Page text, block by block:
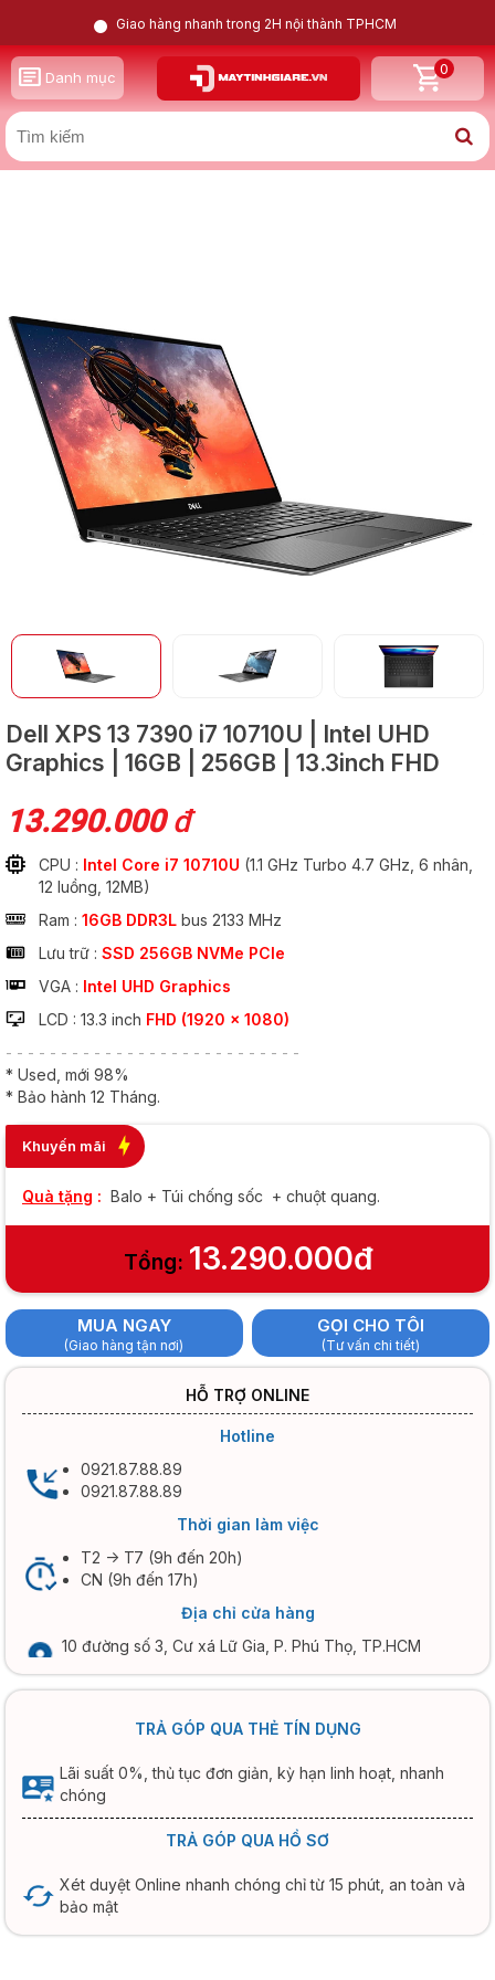
Giao hàng nhanh trong 2H nội thành TPHCM
Danh mục 0
Dell XPS 13 7390 i7 10710U | Intel UHD
Graphics | 16GB | 256GB | 13.3inch FHD
13.290.000đ
CPU : Intel Core i7 10710U (1.1 GHz Turbo 4.7 GHz, 6 nhân,
12 luồng, 12MB)
Ram : 16GB DDR3L bus 2133 MHz
Lưu trữ : SSD 256GB NVMe PCIe
VGA : Intel UHD Graphics
LCD : 13.3 inch FHD (1920 x 1080)
- - - - - - - - - - - - - - - - - - - - - - - - - - -
* Used, mới 98%
* Bảo hành 12 Tháng.
Khuyến mãi
Quà tặng : Balo + Túi chống sốc + chuột quang.
Tổng: 13.290.000đ
MUA NGAY
(Giao hàng tận nơi)
GỌI CHO TÔI
(Tư vấn chi tiết)
GỌI LẠI CHO TÔI X
Nam Nữ
HỖ TRỢ ONLINE
Hotline
0921.87.88.89
0921.87.88.89
Thời gian làm việc
T2 -> T7 (9h đến 20h)
CN (9h đến 17h)
Địa chỉ cửa hàng
10 đường số 3, Cư xá Lữ Gia, P. Phú Thọ, TP.HCM
TRẢ GÓP QUA THẺ TÍN DỤNG
Lãi suất 0%, thủ tục đơn giản, kỳ hạn linh hoạt, nhanh
chóng
TRẢ GÓP QUA HỒ SƠ
Xét duyệt Online nhanh chóng chỉ từ 15 phút, an toàn và
bảo mật